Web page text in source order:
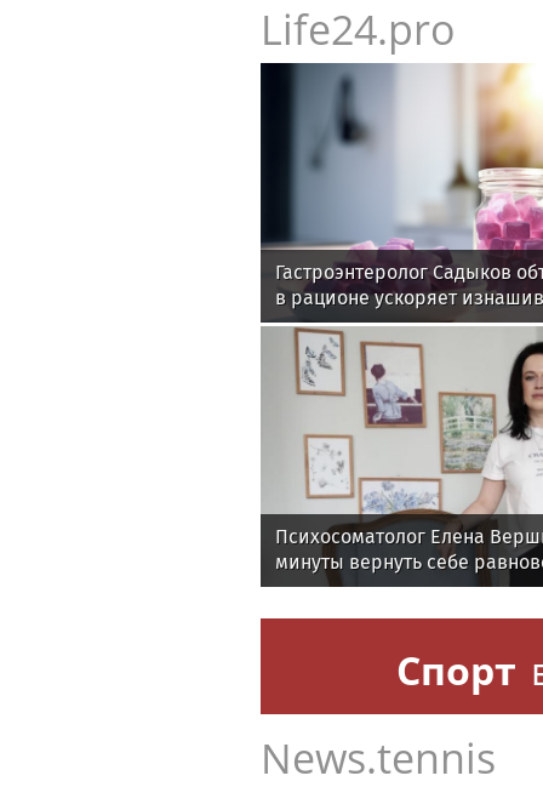
Life24.pro
Гастроэнтеролог Садыков
в рационе ускоряет
Психосоматолог Елена
минуты вернуть себе
Спорт
News.tennis